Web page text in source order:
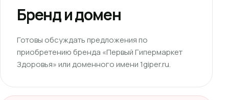
Бренд и домен
Готовы обсуждать предложения по
приобретению бренда «Первый Гипермаркет
Здоровья» или доменного имени 1giper.ru.